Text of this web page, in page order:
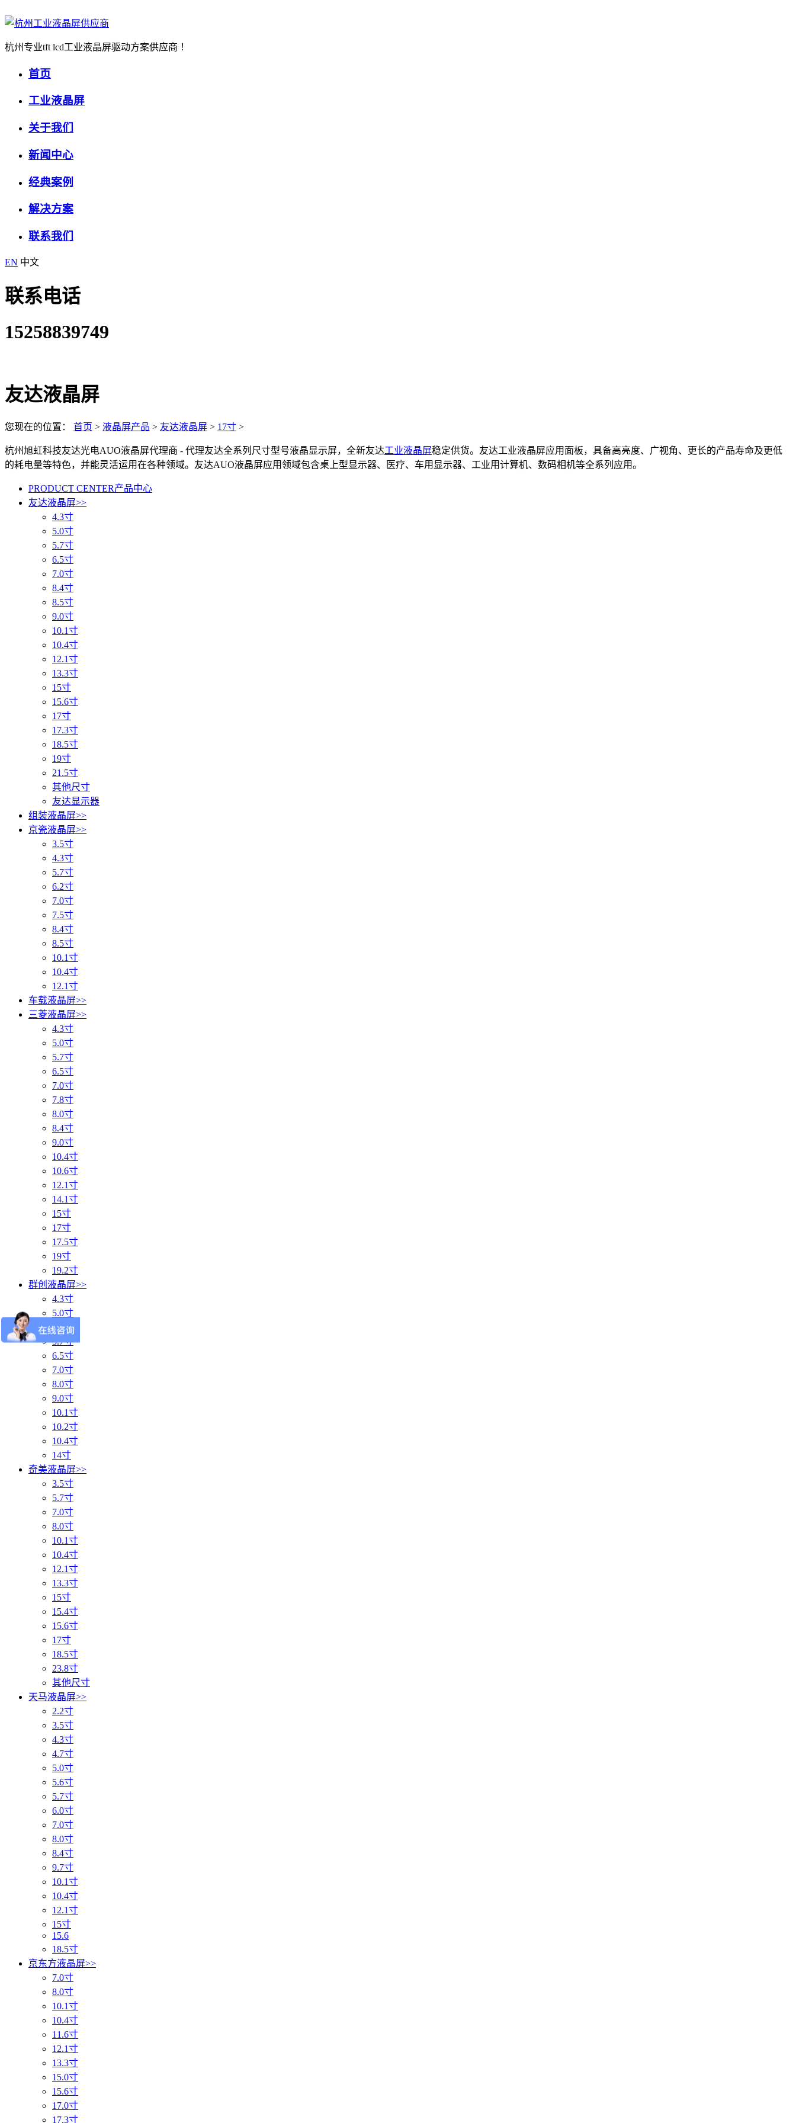
杭州专业tft lcd工业液晶屏驱动方案供应商 ！
首页
工业液晶屏
关于我们
新闻中心
经典案例
解决方案
联系我们
EN 中文
联系电话
15258839749
友达液晶屏
您现在的位置： 首页 > 液晶屏产品 > 友达液晶屏 > 17寸 >
杭州旭虹科技友达光电AUO液晶屏代理商 - 代理友达全系列尺寸型号液晶显示屏，全新友达工业液晶屏稳定供货。友达工业液晶屏应用面板，具备高亮度、广视角、更长的产品寿命及更低
的耗电量等特色，并能灵活运用在各种领域。友达AUO液晶屏应用领域包含桌上型显示器、医疗、车用显示器、工业用计算机、数码相机等全系列应用。
PRODUCT CENTER产品中心
友达液晶屏>>
4.3寸
5.0寸
5.7寸
6.5寸
7.0寸
8.4寸
8.5寸
9.0寸
10.1寸
10.4寸
12.1寸
13.3寸
15寸
15.6寸
17寸
17.3寸
18.5寸
19寸
21.5寸
其他尺寸
友达显示器
组装液晶屏>>
京瓷液晶屏>>
3.5寸
4.3寸
5.7寸
6.2寸
7.0寸
7.5寸
8.4寸
8.5寸
10.1寸
10.4寸
12.1寸
车载液晶屏>>
三菱液晶屏>>
4.3寸
5.0寸
5.7寸
6.5寸
7.0寸
7.8寸
8.0寸
8.4寸
9.0寸
10.4寸
10.6寸
12.1寸
14.1寸
15寸
17寸
17.5寸
19寸
19.2寸
群创液晶屏>>
4.3寸
5.0寸
5.6寸
5.7寸
6.5寸
7.0寸
8.0寸
9.0寸
10.1寸
10.2寸
10.4寸
14寸
奇美液晶屏>>
3.5寸
5.7寸
7.0寸
8.0寸
10.1寸
10.4寸
12.1寸
13.3寸
15寸
15.4寸
15.6寸
17寸
18.5寸
23.8寸
其他尺寸
天马液晶屏>>
2.2寸
3.5寸
4.3寸
4.7寸
5.0寸
5.6寸
5.7寸
6.0寸
7.0寸
8.0寸
8.4寸
9.7寸
10.1寸
10.4寸
12.1寸
15寸
15.6
18.5寸
京东方液晶屏>>
7.0寸
8.0寸
10.1寸
10.4寸
11.6寸
12.1寸
13.3寸
15.0寸
15.6寸
17.0寸
17.3寸